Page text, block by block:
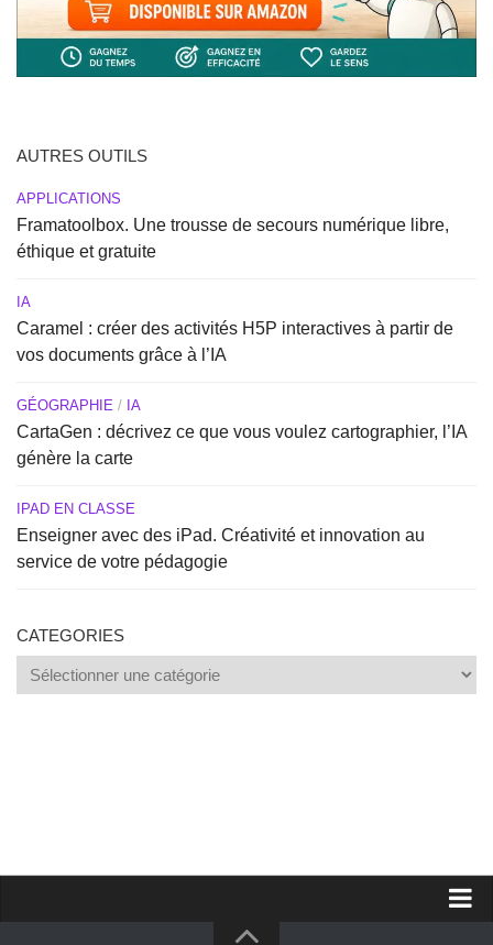
AUTRES OUTILS
APPLICATIONS
Framatoolbox. Une trousse de secours numérique libre,
éthique et gratuite
IA
Caramel : créer des activités H5P interactives à partir de
vos documents grâce à l’IA
GÉOGRAPHIE / IA
CartaGen : décrivez ce que vous voulez cartographier, l’IA
génère la carte
IPAD EN CLASSE
Enseigner avec des iPad. Créativité et innovation au
service de votre pédagogie
CATEGORIES
Categories